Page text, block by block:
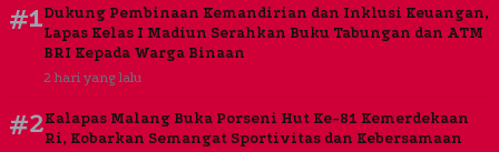
#1Dukung Pembinaan Kemandirian dan Inklusi Keuangan,
Lapas Kelas I Madiun Serahkan Buku Tabungan dan ATM
BRI Kepada Warga Binaan
2 hari yang lalu
#2Kalapas Malang Buka Porseni Hut Ke-81 Kemerdekaan
Ri, Kobarkan Semangat Sportivitas dan Kebersamaan